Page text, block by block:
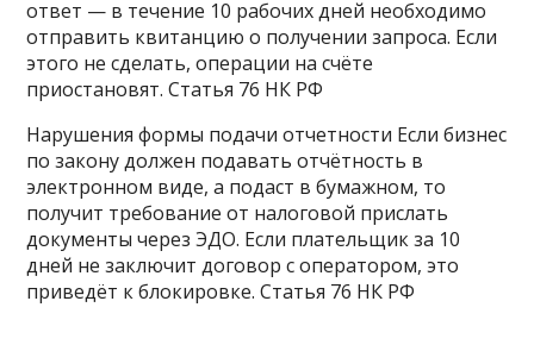
ответ — в течение 10 рабочих дней необходимо
отправить квитанцию о получении запроса. Если
этого не сделать, операции на счёте
приостановят. Статья 76 НК РФ
Нарушения формы подачи отчетности Если бизнес
по закону должен подавать отчётность в
электронном виде, а подаст в бумажном, то
получит требование от налоговой прислать
документы через ЭДО. Если плательщик за 10
дней не заключит договор с оператором, это
приведёт к блокировке. Статья 76 НК РФ